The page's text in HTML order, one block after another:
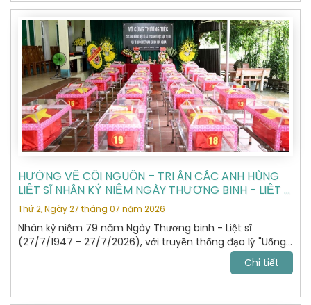
HƯỚNG VỀ CỘI NGUỒN – TRI ÂN CÁC ANH HÙNG
LIỆT SĨ NHÂN KỶ NIỆM NGÀY THƯƠNG BINH - LIỆT SĨ
27/7
Thứ 2, Ngày 27 tháng 07 năm 2026
Nhân kỷ niệm 79 năm Ngày Thương binh - Liệt sĩ
(27/7/1947 - 27/7/2026), với truyền thống đạo lý "Uống
nước nhớ nguồn", "Đền ơn đáp nghĩa", Hiệp hội Du lịch Hà
Nội đã tổ chức hành trình dâng hương, tưởng niệm các
tỉnh Tuyên Quang – nơi yên nghỉ của gần 2.000 Anh
Chi tiết